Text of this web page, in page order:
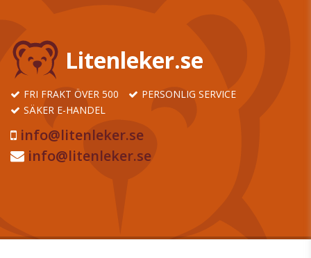
Litenleker.se
FRI FRAKT ÖVER 500
PERSONLIG SERVICE
SÄKER E-HANDEL
info@litenleker.se
info@litenleker.se